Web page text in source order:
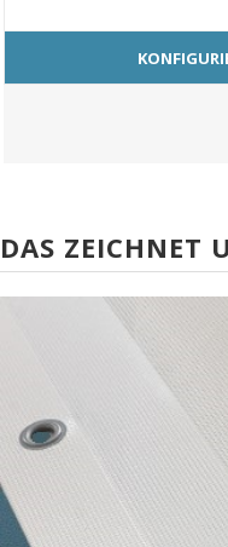
DAS ZEICHNET